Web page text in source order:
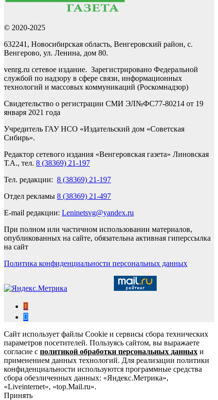
© 2020-2025
632241, Новосибирская область, Венгеровский район, с.
Венгерово, ул. Ленина, дом 80.
venrg.ru сетевое издание. Зарегистрировано Федеральной
службой по надзору в сфере связи, информационных
технологий и массовых коммуникаций (Роскомнадзор)
Свидетельство о регистрации СМИ ЭЛ№ФС77-80214 от 19
января 2021 года
Учредитель ГАУ НСО «Издательский дом «Советская
Сибирь».
Редактор сетевого издания «Венгеровская газета» Линовская
Т.А., тел. 8 (38369) 21-197
Тел. редакции: 8 (38369) 21-197
Отдел рекламы 8 (38369) 21-497
E-mail редакции: Leninetsvg@yandex.ru
При полном или частичном использовании материалов,
опубликованных на сайте, обязательна активная гиперссылка
на сайт
Политика конфиденциальности персональных данных
Сайт использует файлы Cookie и сервисы сбора технических
параметров посетителей. Пользуясь сайтом, вы выражаете
согласие с политикой обработки персональных данных и
применением данных технологий. Для реализации политики
конфиденциальности используются программные средства
сбора обезличенных данных: «Яндекс.Метрика»,
«Liveinternet», «top.Mail.ru».
Принять